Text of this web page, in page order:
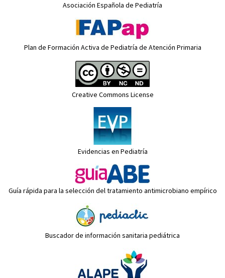
Asociación Española de Pediatría
Plan de Formación Activa de Pediatría de Atención Primaria
Creative Commons License
Evidencias en Pediatría
Guía rápida para la selección del tratamiento antimicrobiano empírico
Buscador de información sanitaria pediátrica